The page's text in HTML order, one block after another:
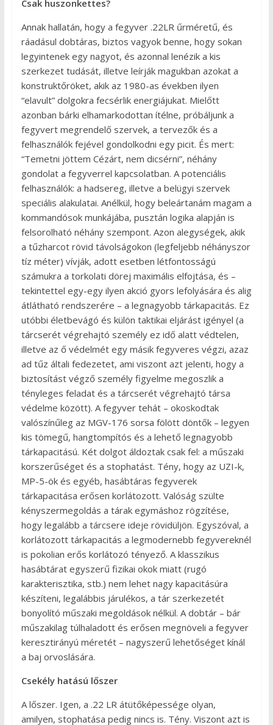
Csak huszonkettes?
Annak hallatán, hogy a fegyver .22LR űrméretű, és
ráadásul dobtáras, biztos vagyok benne, hogy sokan
legyintenek egy nagyot, és azonnal lenézik a kis
szerkezet tudását, illetve leírják magukban azokat a
konstruktőröket, akik az 1980-as években ilyen
“elavult” dolgokra fecsérlik energiájukat. Mielőtt
azonban bárki elhamarkodottan ítélne, próbáljunk a
fegyvert megrendelő szervek, a tervezők és a
felhasználók fejével gondolkodni egy picit. És mert:
“Temetni jöttem Cézárt, nem dicsérni”, néhány
gondolat a fegyverrel kapcsolatban. A potenciális
felhasználók: a hadsereg, illetve a belügyi szervek
speciális alakulatai. Anélkül, hogy beleártanám magam a
kommandósok munkájába, pusztán logika alapján is
felsorolható néhány szempont. Azon alegységek, akik
a tűzharcot rövid távolságokon (legfeljebb néhányszor
tíz méter) vívják, adott esetben létfontosságú
számukra a torkolati dörej maximális elfojtása, és –
tekintettel egy-egy ilyen akció gyors lefolyására és alig
átlátható rendszerére – a legnagyobb tárkapacitás. Ez
utóbbi életbevágó és külön taktikai eljárást igényel (a
tárcserét végrehajtó személy ez idő alatt védtelen,
illetve az ő védelmét egy másik fegyveres végzi, azaz
ad tűz általi fedezetet, ami viszont azt jelenti, hogy a
biztosítást végző személy figyelme megoszlik a
tényleges feladat és a tárcserét végrehajtó társa
védelme között). A fegyver tehát – okoskodtak
valószínűleg az MGV-176 sorsa fölött döntők – legyen
kis tömegű, hangtompítós és a lehető legnagyobb
tárkapacitású. Két dolgot áldoztak csak fel: a műszaki
korszerűséget és a stophatást. Tény, hogy az UZI-k,
MP-5-ök és egyéb, hasábtáras fegyverek
tárkapacitása erősen korlátozott. Valóság szülte
kényszermegoldás a tárak egymáshoz rögzítése,
hogy legalább a tárcsere ideje rövidüljön. Egyszóval, a
korlátozott tárkapacitás a legmodernebb fegyvereknél
is pokolian erős korlátozó tényező. A klasszikus
hasábtárat egyszerű fizikai okok miatt (rugó
karakterisztika, stb.) nem lehet nagy kapacitásúra
készíteni, legalábbis járulékos, a tár szerkezetét
bonyolító műszaki megoldások nélkül. A dobtár – bár
műszakilag túlhaladott és erősen megnöveli a fegyver
keresztirányú méretét – nagyszerű lehetőséget kínál
a baj orvoslására.
Csekély hatású lőszer
A lőszer. Igen, a .22 LR átütőképessége olyan,
amilyen, stophatása pedig nincs is. Tény. Viszont azt is